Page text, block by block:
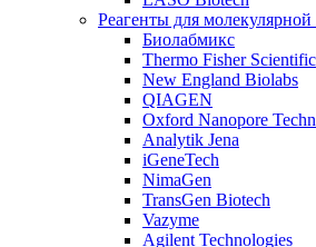
Реагенты для
Биолабмикс
Thermo Fisher Scientific
New England Biolabs
QIAGEN
Oxford Nanopore
Analytik Jena
iGeneTech
NimaGen
TransGen Biotech
Vazyme
Agilent Technologies